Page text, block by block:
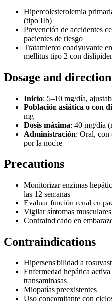
Hipercolesterolemia
(tipo IIb)
Prevención de accidentes
pacientes de riesgo
Tratamiento coadyuvante
mellitus tipo 2 con
Dosage and direction
Inicio: 5–10 mg/día,
Población asiática o con
mg
Dosis máxima: 40 mg/día
Administración: Oral, con
por la noche
Precautions
Monitorizar enzimas
las 12 semanas
Evaluar función renal en
Vigilar síntomas
Contraindicado en
Contraindications
Hipersensibilidad a
Enfermedad hepática
transaminasas
Miopatías preexistentes
Uso concomitante con